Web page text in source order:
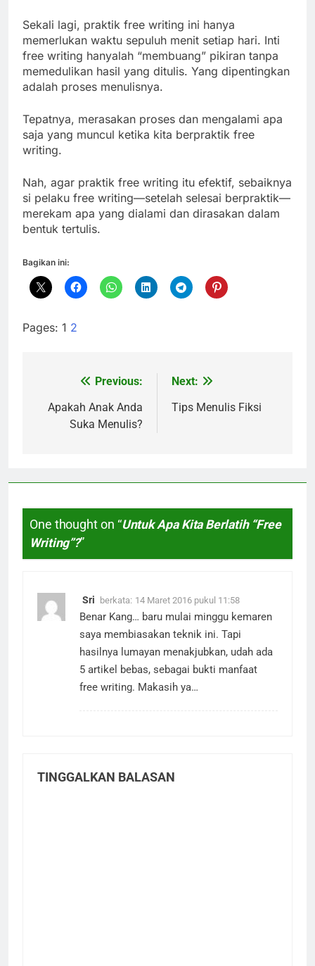
Sekali lagi, praktik free writing ini hanya
memerlukan waktu sepuluh menit setiap hari. Inti
free writing hanyalah “membuang” pikiran tanpa
memedulikan hasil yang ditulis. Yang dipentingkan
adalah proses menulisnya.
Tepatnya, merasakan proses dan mengalami apa
saja yang muncul ketika kita berpraktik free
writing.
Nah, agar praktik free writing itu efektif, sebaiknya
si pelaku free writing—setelah selesai berpraktik—
merekam apa yang dialami dan dirasakan dalam
bentuk tertulis.
Bagikan ini:
Pages: 1 2
Navigasi
pos
Previous:
Apakah Anak Anda
Suka Menulis?
Next:
Tips Menulis Fiksi
One thought on “Untuk Apa Kita Berlatih “Free
Writing”?”
Sri berkata: 14 Maret 2016 pukul 11:58
Benar Kang… baru mulai minggu kemaren
saya membiasakan teknik ini. Tapi
hasilnya lumayan menakjubkan, udah ada
5 artikel bebas, sebagai bukti manfaat
free writing. Makasih ya…
TINGGALKAN BALASAN